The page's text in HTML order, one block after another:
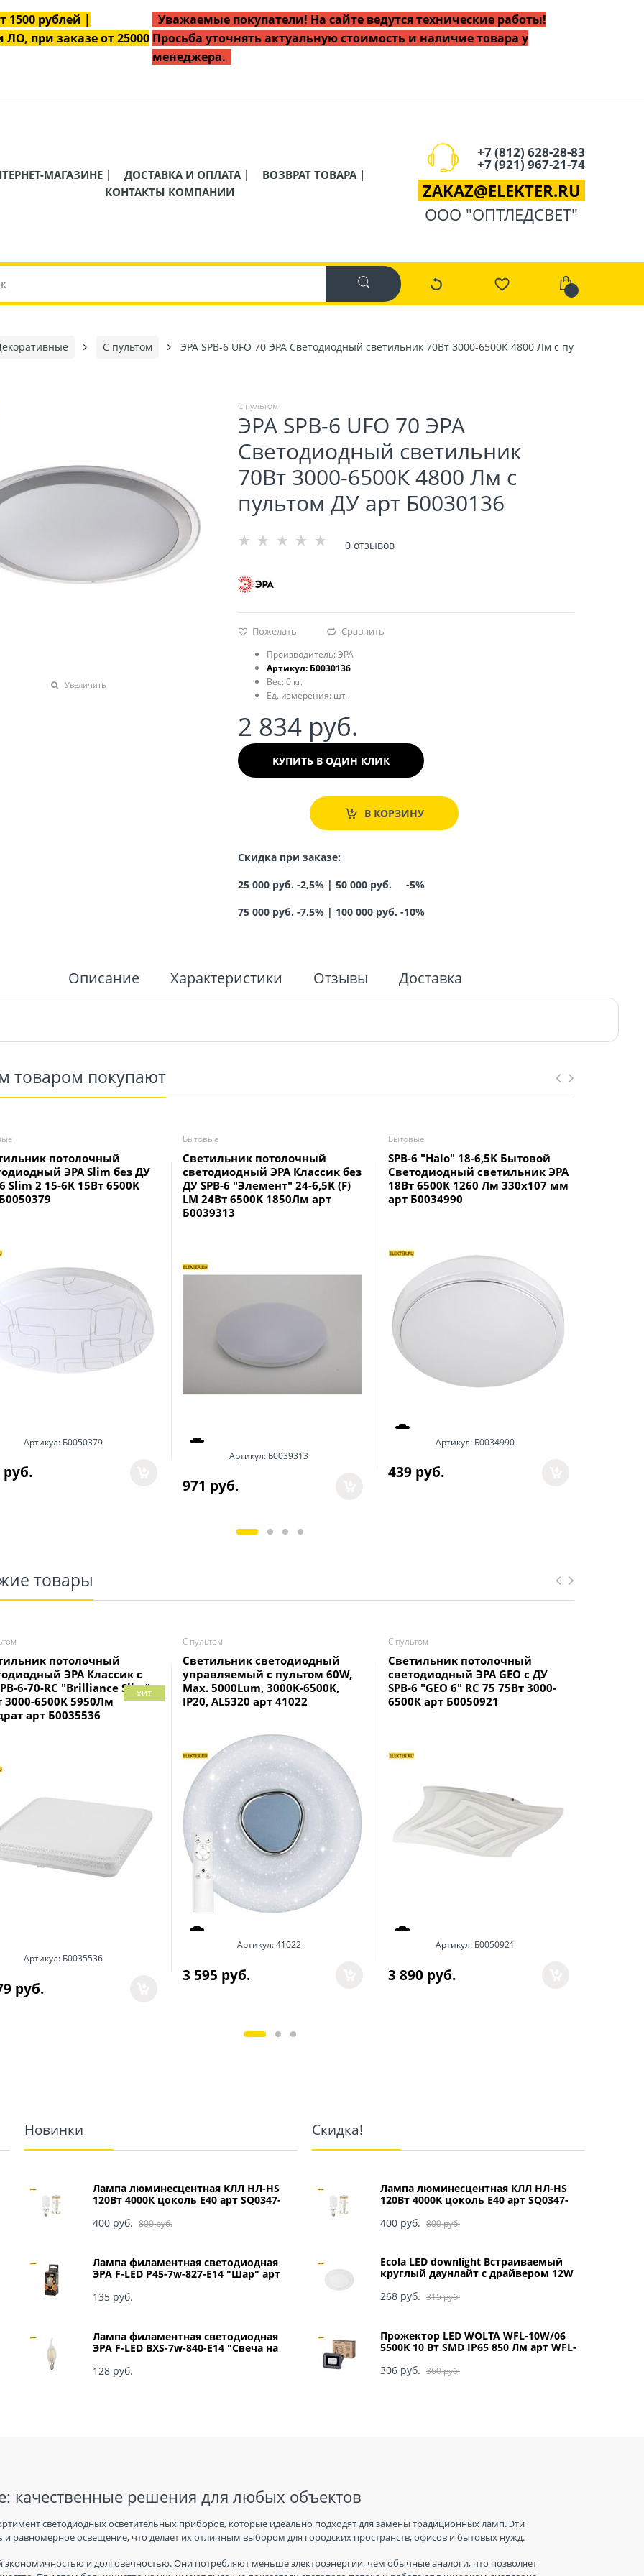
1500 рублей |
ЛО, при заказе от 25000
Уважаемые покупатели! На сайте ведутся технические работы!
Просьба уточнять актуальную стоимость и наличие товара у
менеджера.
МАГАЗИНЕ | ДОСТАВКА И ОПЛАТА |
ВОЗВРАТ ТОВАРА |
КОНТАКТЫ КОМПАНИИ
+7 (812) 628-28-83
+7 (921) 967-21-74
ZAKAZ@ELEKTER.RU
ООО "ОПТЛЕДСВЕТ"
С пультом ЭРА SPB-6 UFO 70 ЭРА Светодиодный светильник 70Вт 3000-6500К 4800 Лм с пультом ДУ арт
Увеличить
С пультом
ЭРА SPB-6 UFO 70 ЭРА
Светодиодный светильник
70Вт 3000-6500К 4800 Лм с
пультом ДУ арт Б0030136
0 отзывов
Пожелать Сравнить
Производитель: ЭРА
Артикул: Б0030136
Вес: 0 кг.
Ед. измерения: шт.
2 834 руб.
КУПИТЬ В ОДИН КЛИК
В КОРЗИНУ
Скидка при заказе:
25 000 руб. -2,5% | 50 000 руб. -5%
75 000 руб. -7,5%| 100 000 руб. -10%
Описание Характеристики Отзывы Доставка
товаром покупают
потолочный
ЭРА Slim без ДУ
Slim 2 15-6K 15Вт 6500K
Артикул: Б0050379
руб.
Бытовые
Светильник потолочный
светодиодный ЭРА Классик без
ДУ SPB-6 "Элемент" 24-6,5K (F)
LM 24Вт 6500K 1850Лм арт
Б0039313
Артикул: Б0039313
971 руб.
Бытовые
SPB-6 "Halo" 18-6,5K Бытовой
Светодиодный светильник ЭРА
18Вт 6500К 1260 Лм 330x107 мм
арт Б0034990
Артикул: Б0034990
439 руб.
товары
потолочный
ЭРА Классик с
6-70-RC "Brilliance Slim"
3000-6500К 5950Лм
арт Б0035536
Артикул: Б0035536
хит
руб.
С пультом
Светильник светодиодный
управляемый с пультом 60W,
Max. 5000Lum, 3000К-6500K,
IP20, AL5320 арт 41022
Артикул:41022
3 595 руб.
С пультом
Светильник потолочный
светодиодный ЭРА GEO с ДУ
SPB-6 "GEO 6" RC 75 75Вт 3000-
6500К арт Б0050921
Артикул: Б0050921
3 890 руб.
Новинки
Лампа люминесцентная КЛЛ НЛ-HS
120Вт 4000К цоколь Е40 арт SQ0347-
800 руб.
400 руб.
Лампа филаментная светодиодная
ЭРА F-LED P45-7w-827-E14 "Шар" арт
135 руб.
Лампа филаментная светодиодная
ЭРА F-LED BXS-7w-840-E14 "Свеча на
128 руб.
Скидка!
Лампа люминесцентная КЛЛ НЛ-HS
120Вт 4000К цоколь Е40 арт SQ0347-
800 руб.
400 руб.
Ecola LED downlight Встраиваемый
круглый даунлайт с драйвером 12W
315 руб.
268 руб.
Прожектор LED WOLTA WFL-10W/06
5500K 10 Вт SMD IP65 850 Лм арт WFL-
360 руб.
306 руб.
качественные решения для любых объектов
светодиодных осветительных приборов, которые идеально подходят для замены традиционных ламп. Эти
и равномерное освещение, что делает их отличным выбором для городских пространств, офисов и бытовых нужд.
и долговечностью. Они потребляют меньше электроэнергии, чем обычные аналоги, что позволяет